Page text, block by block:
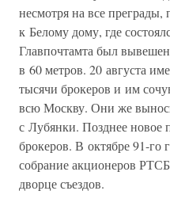
несмотря на все
к Белому дому, где
Главпочтамта был
в 60 метров. 20 августа
тысячи брокеров и им
всю Москву. Они же
с Лубянки. Позднее новое
брокеров. В октябре 91-го
собрание акционеров
дворце съездов.